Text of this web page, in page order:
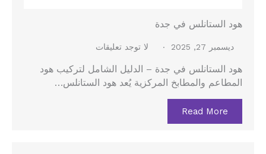
هود الستانلس في جدة
ديسمبر 27, 2025 لا توجد تعليقات
هود الستانلس في جدة – الدليل الشامل لتركيب هود
المطاعم والمطابخ المركزية يُعد هود الستانلس…
Read More